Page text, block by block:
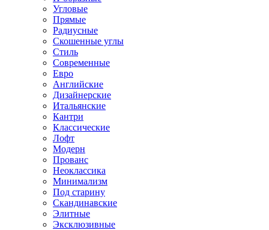
Угловые
Прямые
Радиусные
Скошенные углы
Стиль
Современные
Евро
Английские
Дизайнерские
Итальянские
Кантри
Классические
Лофт
Модерн
Прованс
Неоклассика
Минимализм
Под старину
Скандинавские
Элитные
Эксклюзивные